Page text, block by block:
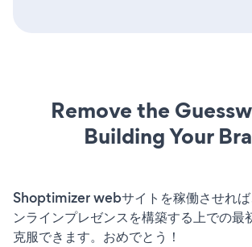
Remove the
Building Your
Shoptimizer webサイトを稼働させれば
ンラインプレゼンスを構築する上での最
克服できます。おめでとう！